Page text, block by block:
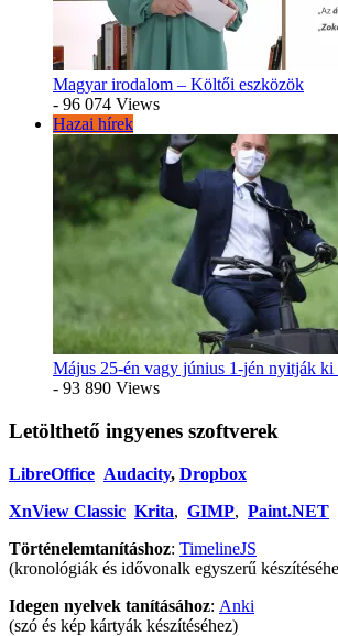
Magyar irodalom – Költői eszközök
- 96 074 Views
Hazai hírek
Május 25-én vagy június 1-jén nyitják ki
- 93 890 Views
Letölthető ingyenes szoftverek
LibreOffice Audacity, Dropbox
XnView Classic Krita, GIMP, Paint.NET
Történelemtanításhoz: TimelineJS
(kronológiák és idővonalk egyszerű
Idegen nyelvek tanításához: Anki
(szó és kép kártyák készítéséhez)